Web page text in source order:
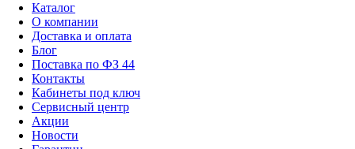
Каталог
О компании
Доставка и оплата
Блог
Поставка по ФЗ 44
Контакты
Кабинеты под ключ
Сервисный центр
Акции
Новости